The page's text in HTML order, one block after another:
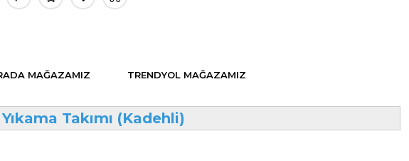
MAĞAZAMIZ TRENDYOL MAĞAZAMIZ
Takımı (Kadehli)